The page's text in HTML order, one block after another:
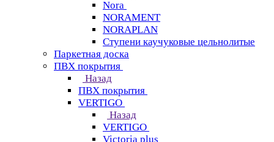
Nora
NORAMENT
NORAPLAN
Ступени каучуковые цельнолитые
Паркетная доска
ПВХ покрытия
Назад
ПВХ покрытия
VERTIGO
Назад
VERTIGO
Victoria plus